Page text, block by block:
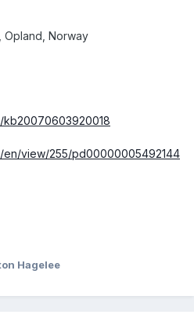
Opland, Norway
kb20070603920018
en/view/255/pd00000005492144
Hagelee